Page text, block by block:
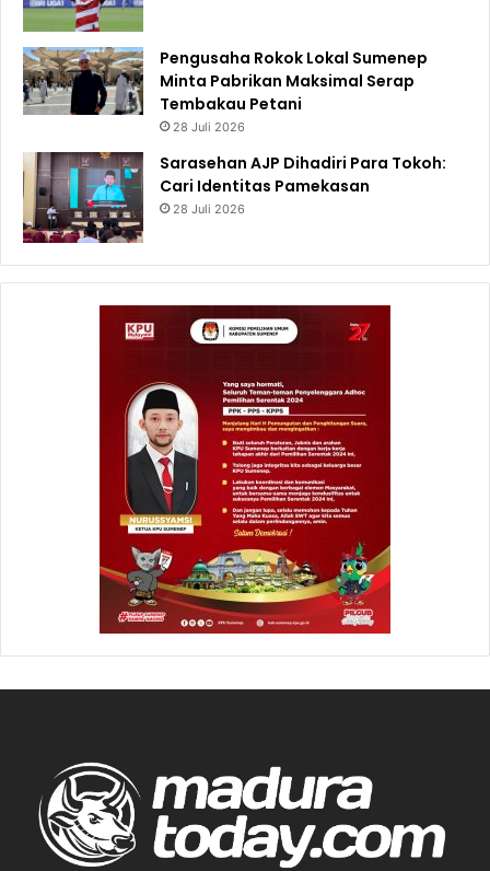
Pengusaha Rokok Lokal Sumenep
Minta Pabrikan Maksimal Serap
Tembakau Petani
28 Juli 2026
Sarasehan AJP Dihadiri Para Tokoh:
Cari Identitas Pamekasan
28 Juli 2026